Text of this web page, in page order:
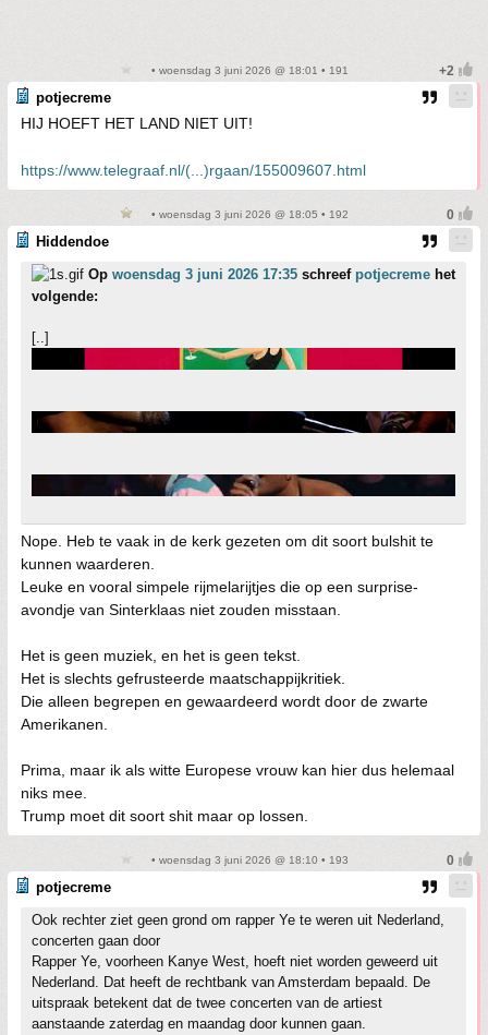
• woensdag 3 juni 2026 @ 18:01 • 191
potjecreme
HIJ HOEFT HET LAND NIET UIT!
https://www.telegraaf.nl/(...)rgaan/155009607.html
• woensdag 3 juni 2026 @ 18:05 • 192
Hiddendoe
Op woensdag 3 juni 2026 17:35 schreef potjecreme het
volgende:
[..]
Nope. Heb te vaak in de kerk gezeten om dit soort bulshit te
kunnen waarderen.
Leuke en vooral simpele rijmelarijtjes die op een surprise-
avondje van Sinterklaas niet zouden misstaan.
Het is geen muziek, en het is geen tekst.
Het is slechts gefrusteerde maatschappijkritiek.
Die alleen begrepen en gewaardeerd wordt door de zwarte
Amerikanen.
Prima, maar ik als witte Europese vrouw kan hier dus helemaal
niks mee.
Trump moet dit soort shit maar op lossen.
• woensdag 3 juni 2026 @ 18:10 • 193
potjecreme
Ook rechter ziet geen grond om rapper Ye te weren uit Nederland,
concerten gaan door
Rapper Ye, voorheen Kanye West, hoeft niet worden geweerd uit
Nederland. Dat heeft de rechtbank van Amsterdam bepaald. De
uitspraak betekent dat de twee concerten van de artiest
aanstaande zaterdag en maandag door kunnen gaan.